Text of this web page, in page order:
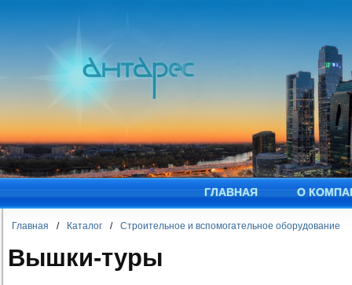
ГЛАВНАЯ О
Главная / Каталог / Строительное и вспомогательное оборудование
Вышки-туры